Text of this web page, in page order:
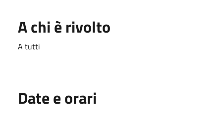
A chi è rivolto
A tutti
Date e orari